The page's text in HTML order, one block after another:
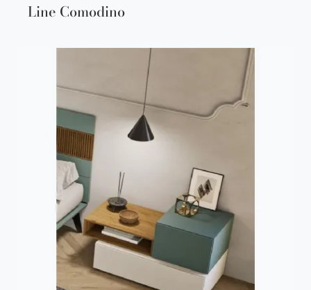
Line Comodino